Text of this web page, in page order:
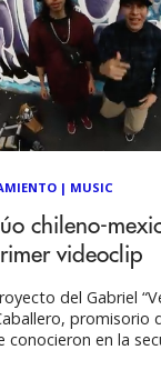
| MUSIC
chileno-
videoclip
del Gabriel
promisorio
conocieron en la
urbana, mezclando